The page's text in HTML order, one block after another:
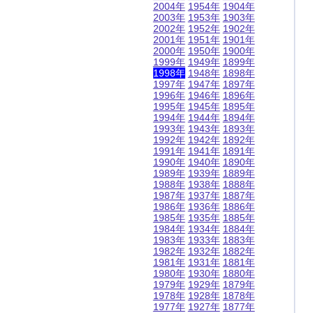
2004年
2003年
2002年
2001年
2000年
1999年
1998年
1997年
1996年
1995年
1994年
1993年
1992年
1991年
1990年
1989年
1988年
1987年
1986年
1985年
1984年
1983年
1982年
1981年
1980年
1979年
1978年
1977年
1954年
1953年
1952年
1951年
1950年
1949年
1948年
1947年
1946年
1945年
1944年
1943年
1942年
1941年
1940年
1939年
1938年
1937年
1936年
1935年
1934年
1933年
1932年
1931年
1930年
1929年
1928年
1927年
1904年
1903年
1902年
1901年
1900年
1899年
1898年
1897年
1896年
1895年
1894年
1893年
1892年
1891年
1890年
1889年
1888年
1887年
1886年
1885年
1884年
1883年
1882年
1881年
1880年
1879年
1878年
1877年